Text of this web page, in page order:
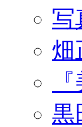
写
畑
黒